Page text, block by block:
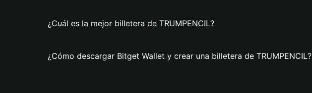
¿Cuál es la mejor billetera de TRUMPENCIL?
¿Cómo descargar Bitget Wallet y crear una billetera de TRUMPENCIL?